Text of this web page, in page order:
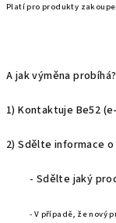
Platí pro produkty
A jak výměna probíhá?
1) Kontaktuje Be52
2) Sdělte informace
- Sdělte jaký
- V případě, že nový